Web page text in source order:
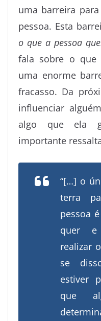
uma barreira
pessoa. Esta
o que a pessoa
fala sobre o que
uma enorme
fracasso. Da
influenciar
algo que ela
importante
“[…] o
terra
pessoa
quer e
realizar
se
estiver
que